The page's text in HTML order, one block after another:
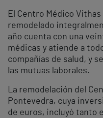
El Centro Médico
remodelado
año cuenta con una
médicas y atiende a
compañías de salud, y
las mutuas laborales.
La remodelación del
Pontevedra, cuya
de euros, incluyó tanto